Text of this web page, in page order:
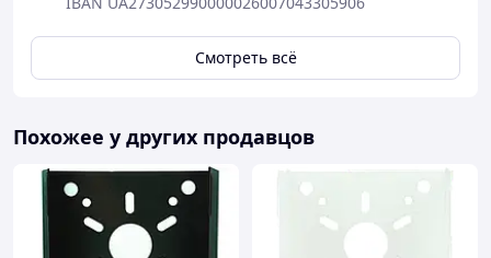
Смотреть всё
Похожее у других продавцов